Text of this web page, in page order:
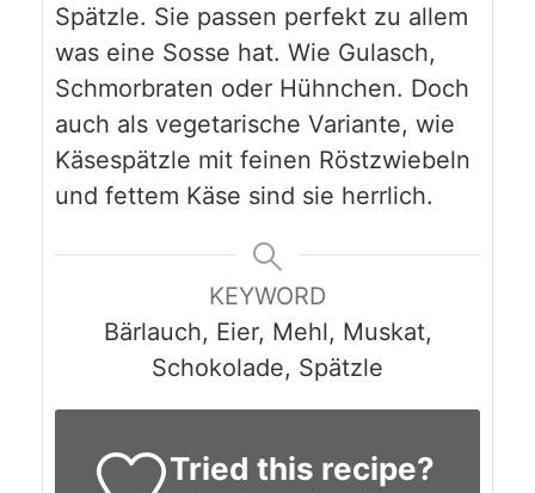
Spätzle. Sie passen perfekt zu allem
was eine Sosse hat. Wie Gulasch,
Schmorbraten oder Hühnchen. Doch
auch als vegetarische Variante, wie
Käsespätzle mit feinen Röstzwiebeln
und fettem Käse sind sie herrlich.
KEYWORD
Bärlauch, Eier, Mehl, Muskat,
Schokolade, Spätzle
Tried this recipe?